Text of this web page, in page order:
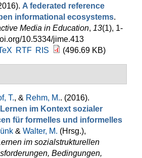
A federated reference
informational ecosystems.
Media in Education, 13(1), 1-
10.5334/jime.413
RTF RIS (496.69 KB)
T., & Rehm, M.. (2016).
im Kontext sozialer
für formelles und informelles
& Walter, M. (Hrsg.),
im sozialstrukturellen
Bedingungen,